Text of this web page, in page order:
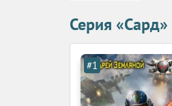
Серия «Сард»
#1